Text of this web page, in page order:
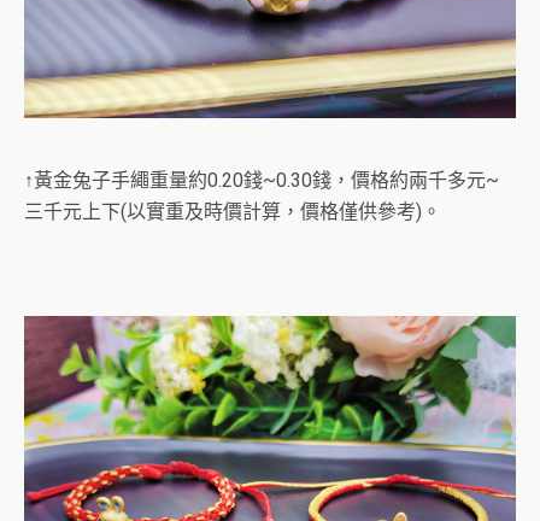
↑黃金兔子手繩重量約0.20錢~0.30錢，價格約兩千多元~
三千元上下(以實重及時價計算，價格僅供參考)。